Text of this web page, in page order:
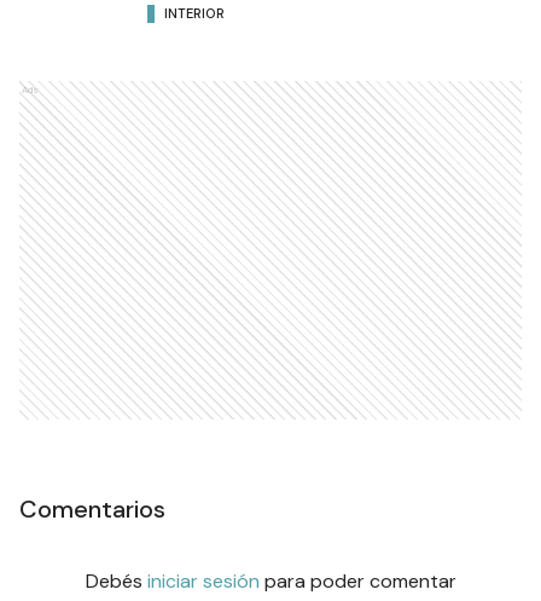
INTERIOR
Ads
Comentarios
Debés iniciar sesión para poder comentar